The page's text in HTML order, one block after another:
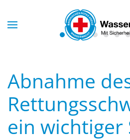
Skip to main content
Abnahme
ein wichtiger